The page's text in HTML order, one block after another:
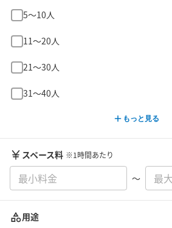
5〜10人
11〜20人
21〜30人
31〜40人
もっと見る
スペース料 ※1時間あたり
〜
用途